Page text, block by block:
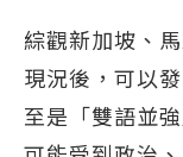
綜觀新加坡、
現況後，可以
至是「雙語並